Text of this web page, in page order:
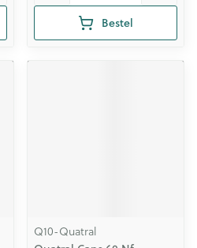
Bestel
Q10-Quatral